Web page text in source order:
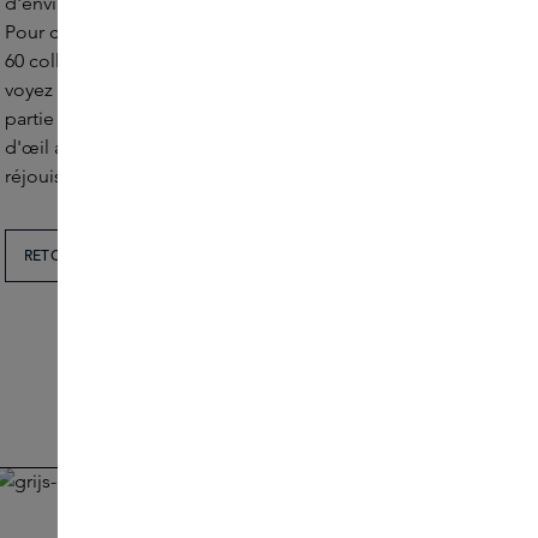
Pour ce faire, nous disposons d'une équipe d'environ
60 collègues, répartis dans différents services. Vous vous
voyez travailler au siège de Skins et vous aimeriez faire
partie de notre équipe ? Dans ce cas, jetez un coup
d'œil aux postes vacants ci-dessous. Nous nous
réjouissons de recevoir votre candidature.
RETOUR À L'APERÇU